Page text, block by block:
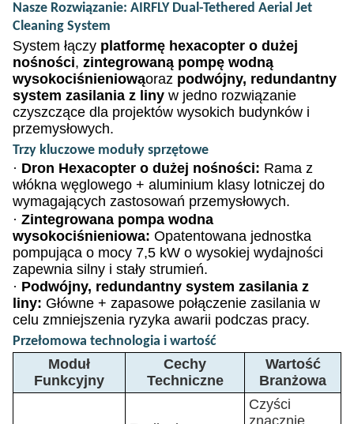
Nasze Rozwiązanie: AIRFLY Dual-Tethered Aerial Jet
Cleaning System
System łączy platformę hexacopter o dużej
nośności, zintegrowaną pompę wodną
wysokociśnieniowąoraz podwójny, redundantny
system zasilania z liny w jedno rozwiązanie
czyszczące dla projektów wysokich budynków i
przemysłowych.
Trzy kluczowe moduły sprzętowe
· Dron Hexacopter o dużej nośności: Rama z
włókna węglowego + aluminium klasy lotniczej do
wymagających zastosowań przemysłowych.
· Zintegrowana pompa wodna
wysokociśnieniowa: Opatentowana jednostka
pompująca o mocy 7,5 kW o wysokiej wydajności
zapewnia silny i stały strumień.
· Podwójny, redundantny system zasilania z
liny: Główne + zapasowe połączenie zasilania w
celu zmniejszenia ryzyka awarii podczas pracy.
Przełomowa technologia i wartość
Moduł
Funkcyjny
Cechy
Techniczne
Wartość
Branżowa
Czyści
znacznie